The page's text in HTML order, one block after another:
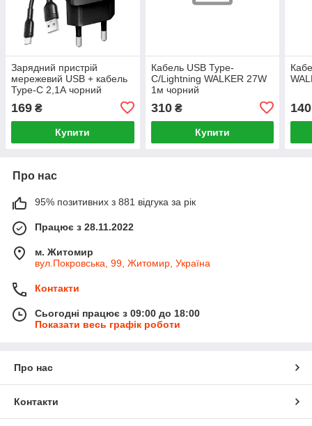
Зарядний пристрій
мережевий USB + кабель
Type-C 2,1А чорний
169 ₴
Купити
Кабель USB Type-
C/Lightning WALKER 27W
1м чорний
310₴
Купити
140
Про нас
95% позитивних з 881 відгука за рік
Працює з 28.11.2022
м. Житомир
вул.Покровська, 99, Житомир, Україна
Контакти
Сьогодні працює з 09:00 до 18:00
Показати весь графік роботи
Про нас
Контакти